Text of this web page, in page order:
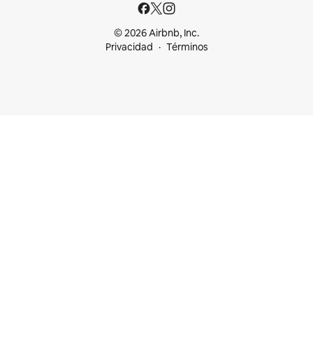
© 2026 Airbnb, Inc.
Privacidad
Términos